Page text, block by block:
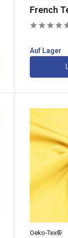
French
Auf Lager
Oeko-Tex®